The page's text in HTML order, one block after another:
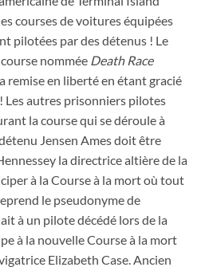
courses de voitures équipées
pilotées par des détenus ! Le
nommée Death Race
remise en liberté en étant gracié
Les autres prisonniers pilotes
la course qui se déroule à
Jensen Ames doit être
la directrice altière de la
à la Course à la mort où tout
le pseudonyme de
à un pilote décédé lors de la
à la nouvelle Course à la mort
Elizabeth Case. Ancien